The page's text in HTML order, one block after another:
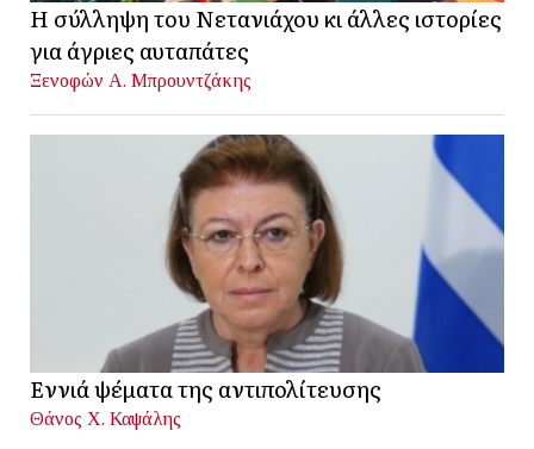
Η σύλληψη του Νετανιάχου κι άλλες ιστορίες
για άγριες αυταπάτες
Ξενοφών Α. Μπρουντζάκης
Εννιά ψέματα της αντιπολίτευσης
Θάνος Χ. Καψάλης